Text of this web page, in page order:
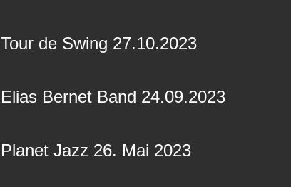
Tour de Swing 27.10.2023
Elias Bernet Band 24.09.2023
Planet Jazz 26. Mai 2023